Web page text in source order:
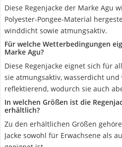
Diese Regenjacke der Marke Agu
Polyester-Pongee-Material
winddicht sowie atmungsaktiv.
Für welche Wetterbedingungen
Marke Agu?
Diese Regenjacke eignet sich für
sie atmungsaktiv, wasserdicht
reflektierend, wodurch sie auch
In welchen Größen ist die
erhältlich?
Zu den erhältlichen Größen
Jacke sowohl für Erwachsene als